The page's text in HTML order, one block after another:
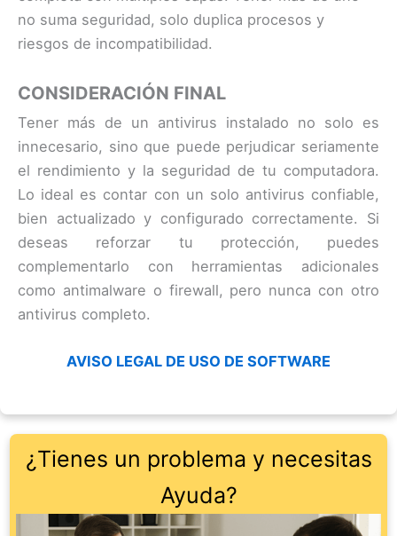
no suma seguridad, solo duplica procesos y
riesgos de incompatibilidad.
CONSIDERACIÓN FINAL
Tener más de un antivirus instalado no solo es
innecesario, sino que puede perjudicar seriamente
el rendimiento y la seguridad de tu computadora.
Lo ideal es contar con un solo antivirus confiable,
bien actualizado y configurado correctamente. Si
deseas reforzar tu protección, puedes
complementarlo con herramientas adicionales
como antimalware o firewall, pero nunca con otro
antivirus completo.
AVISO LEGAL DE USO DE SOFTWARE
¿Tienes un problema y necesitas
Ayuda?